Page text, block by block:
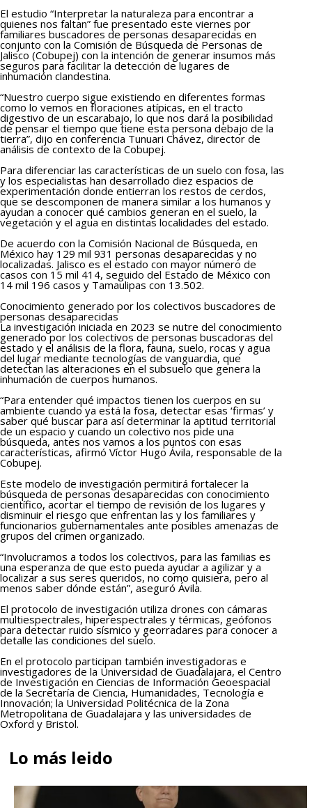
El estudio “Interpretar la naturaleza para encontrar a
quienes nos faltan” fue presentado este viernes por
familiares buscadores de personas desaparecidas en
conjunto con la Comisión de Búsqueda de Personas de
Jalisco (Cobupej) con la intención de generar insumos más
seguros para facilitar la detección de lugares de
inhumación clandestina.
“Nuestro cuerpo sigue existiendo en diferentes formas
como lo vemos en floraciones atípicas, en el tracto
digestivo de un escarabajo, lo que nos dará la posibilidad
de pensar el tiempo que tiene esta persona debajo de la
tierra”, dijo en conferencia Tunuari Chávez, director de
análisis de contexto de la Cobupej.
Para diferenciar las características de un suelo con fosa, las
y los especialistas han desarrollado diez espacios de
experimentación donde entierran los restos de cerdos,
que se descomponen de manera similar a los humanos y
ayudan a conocer qué cambios generan en el suelo, la
vegetación y el agua en distintas localidades del estado.
De acuerdo con la Comisión Nacional de Búsqueda, en
México hay 129 mil 931 personas desaparecidas y no
localizadas. Jalisco es el estado con mayor número de
casos con 15 mil 414, seguido del Estado de México con
14 mil 196 casos y Tamaulipas con 13.502.
Conocimiento generado por los colectivos buscadores de
personas desaparecidas
La investigación iniciada en 2023 se nutre del conocimiento
generado por los colectivos de personas buscadoras del
estado y el análisis de la flora, fauna, suelo, rocas y agua
del lugar mediante tecnologías de vanguardia, que
detectan las alteraciones en el subsuelo que genera la
inhumación de cuerpos humanos.
“Para entender qué impactos tienen los cuerpos en su
ambiente cuando ya está la fosa, detectar esas ‘firmas’ y
saber qué buscar para así determinar la aptitud territorial
de un espacio y cuando un colectivo nos pide una
búsqueda, antes nos vamos a los puntos con esas
características, afirmó Víctor Hugo Ávila, responsable de la
Cobupej.
Este modelo de investigación permitirá fortalecer la
búsqueda de personas desaparecidas con conocimiento
científico, acortar el tiempo de revisión de los lugares y
disminuir el riesgo que enfrentan las y los familiares y
funcionarios gubernamentales ante posibles amenazas de
grupos del crimen organizado.
“Involucramos a todos los colectivos, para las familias es
una esperanza de que esto pueda ayudar a agilizar y a
localizar a sus seres queridos, no como quisiera, pero al
menos saber dónde están”, aseguró Ávila.
El protocolo de investigación utiliza drones con cámaras
multiespectrales, hiperespectrales y térmicas, geófonos
para detectar ruido sísmico y georradares para conocer a
detalle las condiciones del suelo.
En el protocolo participan también investigadoras e
investigadores de la Universidad de Guadalajara, el Centro
de Investigación en Ciencias de Información Geoespacial
de la Secretaría de Ciencia, Humanidades, Tecnología e
Innovación; la Universidad Politécnica de la Zona
Metropolitana de Guadalajara y las universidades de
Oxford y Bristol.
Lo más leido